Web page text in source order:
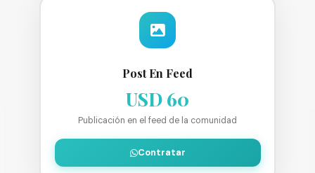
Post En Feed
USD 60
Publicación en el feed de la comunidad
Contratar